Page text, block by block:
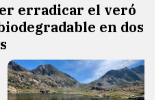
erradicar el veró
en dos